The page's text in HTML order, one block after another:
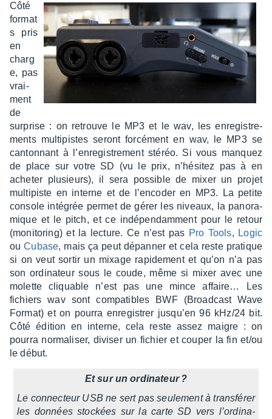
Côté
format
s pris
en
charg
e, pas
vrai­
ment
de
surprise : on retrouve le MP3 et le wav, les enre­gis­tre­
ments multi­pistes seront forcé­ment en wav, le MP3 se
canton­nant à l’en­re­gis­tre­ment stéréo. Si vous manquez
de place sur votre SD (vu le prix, n’hé­si­tez pas à en
ache­ter plusieurs), il sera possible de mixer un projet
multi­piste en interne et de l’en­co­der en MP3. La petite
console inté­grée permet de gérer les niveaux, la pano­ra­
mique et le pitch, et ce indé­pen­dam­ment pour le retour
(moni­to­ring) et la lecture. Ce n’est pas Pro Tools, Logic
ouCubase, mais ça peut dépan­ner et cela reste pratique
si on veut sortir un mixage rapi­de­ment et qu’on n’a pas
son ordi­na­teur sous le coude, même si mixer avec une
molette cliquable n’est pas une mince affai­re… Les
fichiers wav sont compa­tibles BWF (Broad­cast Wave
Format) et on pourra enre­gis­trer jusqu’en 96 kHz/24 bit.
Côté édition en interne, cela reste assez maigre : on
pourra norma­li­ser, divi­ser un fichier et couper la fin et/ou
le début.
Et sur un ordi­na­teur ?
Le connec­teur USB ne sert pas seule­ment à trans­fé­rer
les données stockées sur la carte SD vers l’or­di­na­